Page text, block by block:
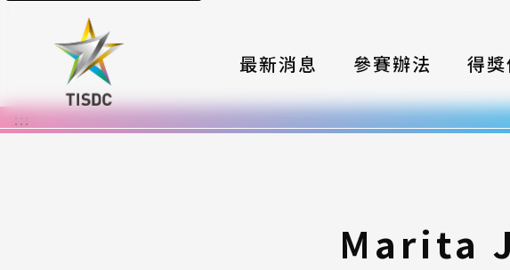
最新消息 參賽辦法
大賽組織
報名格式
得獎
:::
Marita